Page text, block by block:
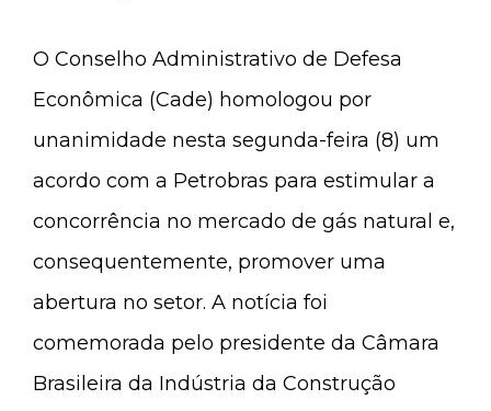
O Conselho Administrativo de Defesa
Econômica (Cade) homologou por
unanimidade nesta segunda-feira (8) um
acordo com a Petrobras para estimular a
concorrência no mercado de gás natural e,
consequentemente, promover uma
abertura no setor. A notícia foi
comemorada pelo presidente da Câmara
Brasileira da Indústria da Construção